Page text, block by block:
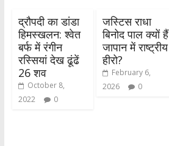
द्रौपदी का डांडा
हिमस्खलन: श्वेत
बर्फ में रंगीन
रस्सियां देख ढूंढें
26 शव
October 8,
2022
0
जस्टिस राधा
बिनोद पाल क्यों हैं
जापान में राष्ट्रीय
हीरो?
February 6,
2026
0